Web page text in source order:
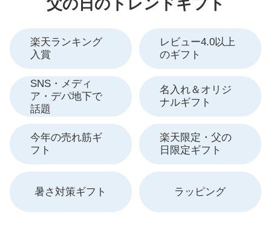
父の日のトレンドギフト
楽天ランキング
入賞
レビュー4.0以上
のギフト
SNS・メディ
ア・デパ地下で
話題
名入れ＆オリジ
ナルギフト
今年の売れ筋ギ
フト
楽天限定・父の
日限定ギフト
暑さ対策ギフト ラッピング